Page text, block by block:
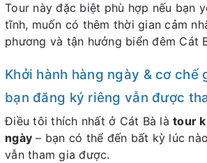
Tour này đặc biệt phù hợp nếu bạn
tĩnh, muốn có thêm thời gian cảm
phương và tận hưởng biển đêm Cát
Khởi hành hàng ngày & cơ chế
bạn đăng ký riêng vẫn được
Điều tôi thích nhất ở Cát Bà là tour
ngày – bạn có thể đến bất kỳ lúc
vẫn tham gia được.